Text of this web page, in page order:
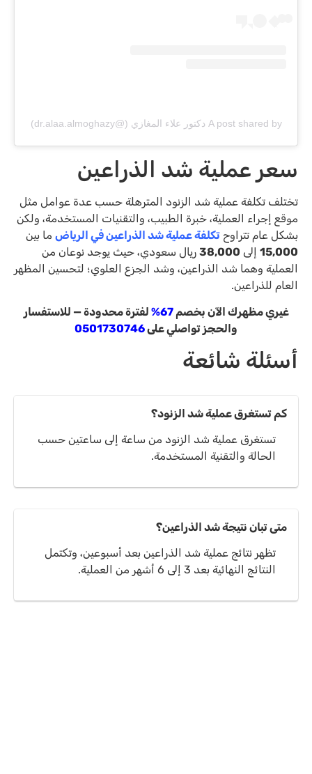
A post shared by دكتور علاء المغازي (@dr.alaa.almoghazy)
سعر عملية شد الذراعين
تختلف تكلفة عملية شد الزنود المترهلة حسب عدة عوامل مثل
موقع إجراء العملية، خبرة الطبيب، والتقنيات المستخدمة، ولكن
بشكل عام تتراوح تكلفة عملية شد الذراعين في الرياض ما بين
15,000 إلى 38,000 ريال سعودي، حيث يوجد نوعان من
العملية وهما شد الذراعين، وشد الجزع العلوي؛ لتحسين المظهر
العام للذراعين.
غيري مظهرك الآن بخصم67%
لفترة محدودة — للاستفسار
والحجز تواصلي على0501730746
أسئلة شائعة
كم تستغرق عملية شد الزنود؟
تستغرق عملية شد الزنود من ساعة إلى ساعتين حسب
الحالة والتقنية المستخدمة.
متى تبان نتيجة شد الذراعين؟
تظهر نتائج عملية شد الذراعين بعد أسبوعين، وتكتمل
النتائج النهائية بعد 3 إلى 6 أشهر من العملية.